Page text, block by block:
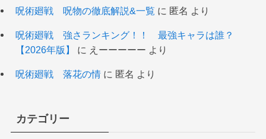
呪術廻戦 呪物の徹底解説&一覧 に 匿名 より
呪術廻戦 強さランキング！！ 最強キャラは誰？
【2026年版】
に えーーーーー より
呪術廻戦 落花の情に 匿名 より
カテゴリー